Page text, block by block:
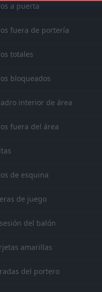
a puerta
fuera de portería
totales
bloqueados
interior de área
fuera del área
de esquina
de juego
del balón
amarillas
del portero